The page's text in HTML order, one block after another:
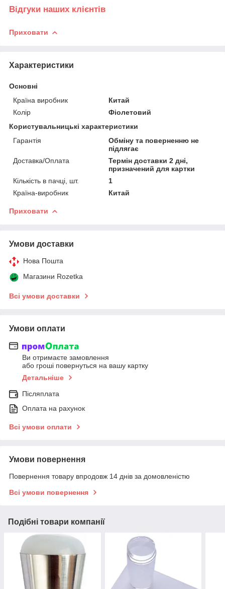
Відгуки наших клієнтів
Приховати
Характеристики
Основні
Країна виробник
Китай
Колір
Фіолетовий
Користувальницькі характеристики
Гарантія
Обміну та поверненню не
підлягає
Доставка/Оплата
Термін доставки 2 дні,
призначений для картки
Кількість в пачці, шт.
1
Країна-виробник
Китай
Приховати
Умови доставки
Нова Пошта
Магазини Rozetka
Всі умови доставки
Умови оплати
Ви отримаєте замовлення
або гроші повернуться на вашу картку
Детальніше
Післяплата
Оплата на рахунок
Всі умови оплати
Умови повернення
Повернення товару впродовж 14 днів за домовленістю
Всі умови повернення
Подібні товари компанії